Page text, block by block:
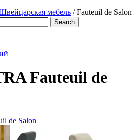
мебель / Fauteuil de Salon
Search
Fauteuil de